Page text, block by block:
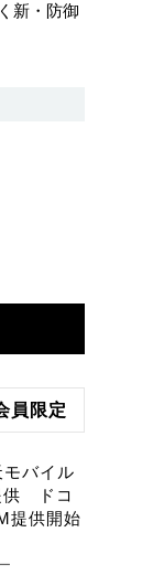
新・防御
員限定
バイル
供 ドコ
提供開始